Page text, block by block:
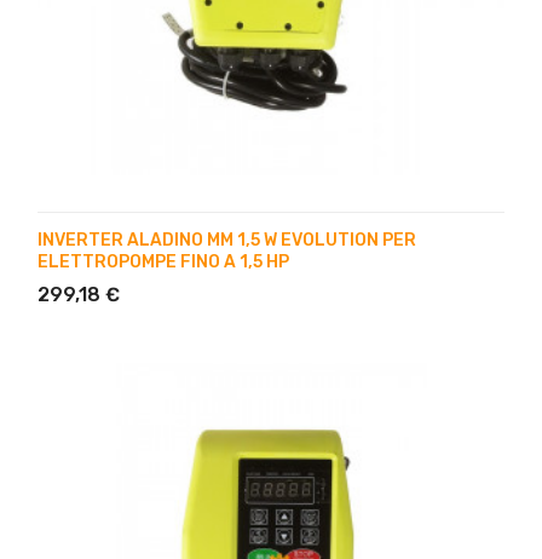
INVERTER ALADINO MM 1,5 W EVOLUTION PER
ELETTROPOMPE FINO A 1,5 HP
299,18 €